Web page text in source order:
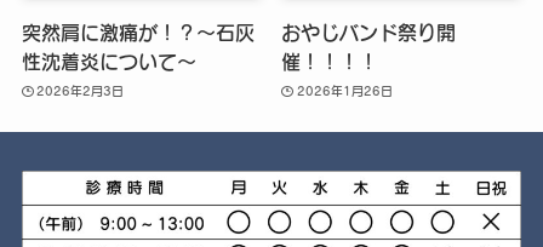
突然肩に激痛が！？～石灰
性沈着炎について～
2026年2月3日
おやじバンド祭り開
催！！！！
2026年1月26日